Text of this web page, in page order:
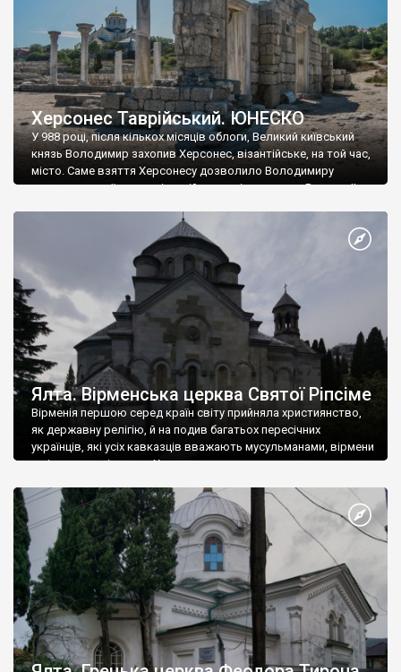
Херсонес Таврійський. ЮНЕСКО
У 988 році, після кількох місяців облоги, Великий київський
князь Володимир захопив Херсонес, візантійське, на той час,
місто. Саме взяття Херсонесу дозволило Володимиру
диктувати свої умови візантійському імператору Василю ІІ, та
Херсонесі Володимир-язичник, став Василем-християнином.
А потім було Хрещення Русі. На честь Херсонесу Таврійського
Ялта. Вірменська церква Святої Ріпсіме
Вірменія першою серед країн світу прийняла християнство,
як державну релігію, й на подив багатьох пересічних
українців, які усіх кавказців вважають мусульманами, вірмени
є відданими вірянами Христа